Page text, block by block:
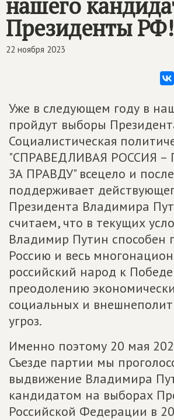
нашего
Президенты РФ!
22 ноября 2023
Уже в следующем году в
пройдут выборы
Социалистическая
"СПРАВЕДЛИВАЯ РОССИЯ –
ЗА ПРАВДУ" всецело и
поддерживает
Президента Владимира
считаем, что в текущих
Владимир Путин способен
Россию и весь
российский народ к
преодолению
социальных и
угроз.
Именно поэтому 20 мая
Съезде партии мы
выдвижение Владимира
кандидатом на выборах
Российской Федерации в